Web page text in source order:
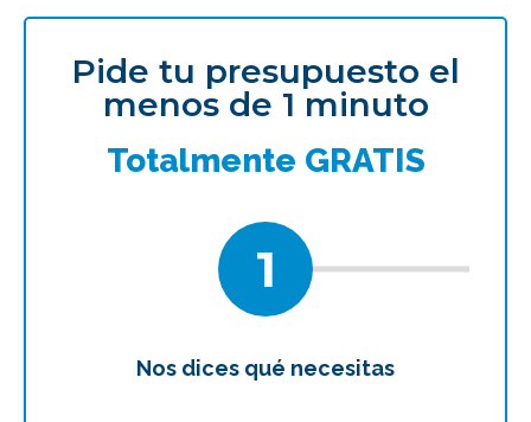
Pide tu presupuesto el
menos de 1 minuto
Totalmente GRATIS
1
Nos dices qué necesitas